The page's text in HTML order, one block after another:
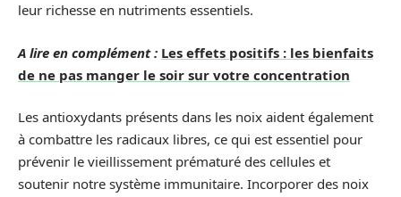
leur richesse en nutriments essentiels.
A lire en complément : Les effets positifs : les bienfaits
de ne pas manger le soir sur votre concentration
Les antioxydants présents dans les noix aident également
à combattre les radicaux libres, ce qui est essentiel pour
prévenir le vieillissement prématuré des cellules et
soutenir notre système immunitaire. Incorporer des noix